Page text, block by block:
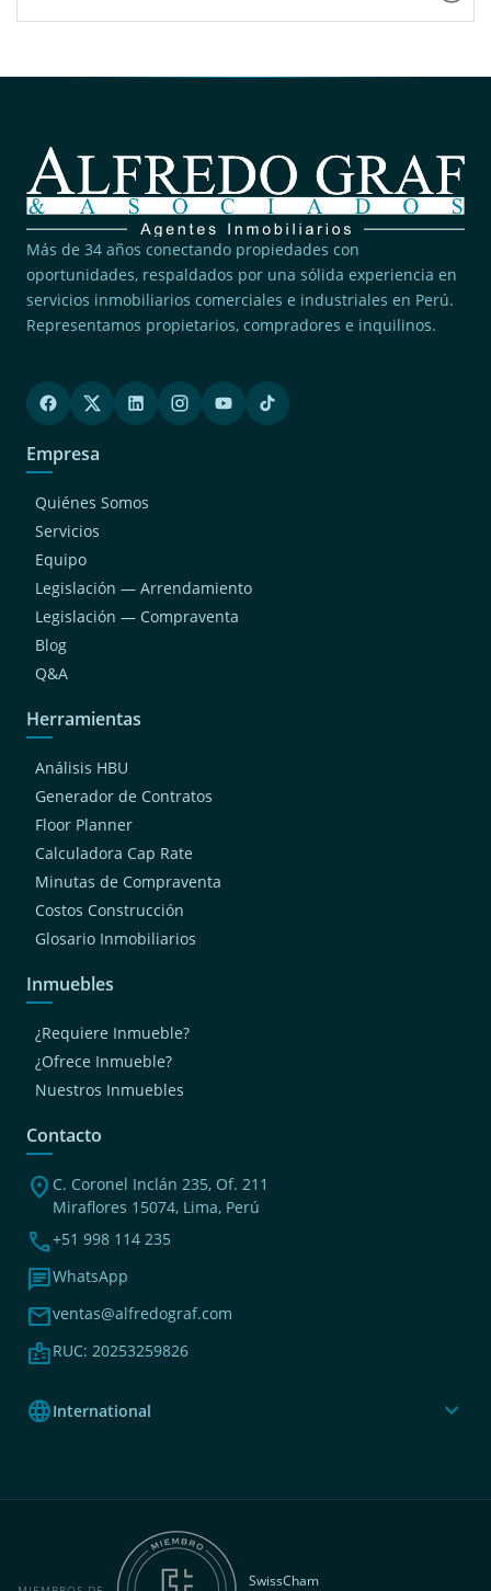
Más de 34 años conectando propiedades con
oportunidades, respaldados por una sólida experiencia en
servicios inmobiliarios comerciales e industriales en Perú.
Representamos propietarios, compradores e inquilinos.
Empresa
Quiénes Somos
Servicios
Equipo
Legislación — Arrendamiento
Legislación — Compraventa
Blog
Q&A
Herramientas
Análisis HBU
Generador de Contratos
Floor Planner
Calculadora Cap Rate
Minutas de Compraventa
Costos Construcción
Glosario Inmobiliarios
Inmuebles
¿Requiere Inmueble?
¿Ofrece Inmueble?
Nuestros Inmuebles
Contacto
location_on C. Coronel Inclán 235, Of. 211
Miraflores 15074, Lima, Perú
phone+51 998 114 235
chatWhatsApp
mailventas@alfredograf.com
badgeRUC: 20253259826
languageInternational expand_more
SwissCham